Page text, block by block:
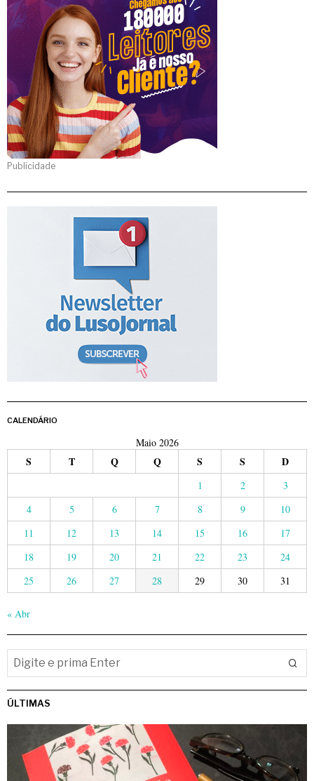
Publicidade
CALENDÁRIO
Maio 2026
S T Q Q S S D
1 2
3
4
5 6 7 8 9
10
11
12 13 14 15 16
17
18
19 20 21 22 23
24
25
26 27 28 29 30 31
« Abr
ÚLTIMAS